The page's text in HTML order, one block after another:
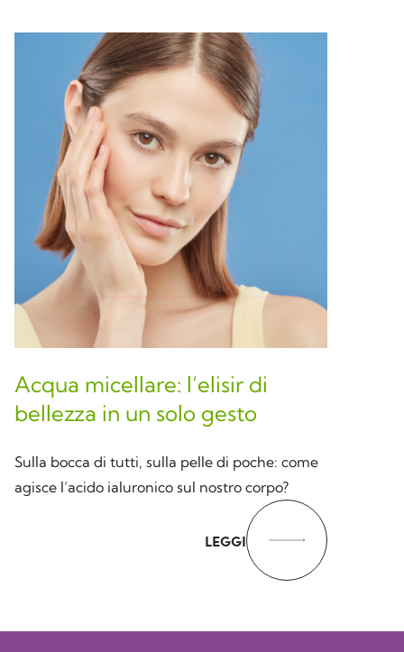
Acqua micellare: l’elisir di
bellezza in un solo gesto
Sulla bocca di tutti, sulla pelle di poche: come
agisce l’acido ialuronico sul nostro corpo?
LEGGI